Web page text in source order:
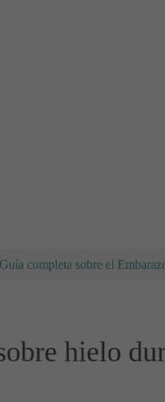
Guía completa sobre el
hielo